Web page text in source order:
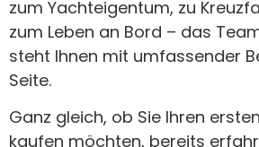
zum Yachteigentum, zu
zum Leben an Bord – das
steht Ihnen mit umfassender
Seite.
Ganz gleich, ob Sie Ihren
kaufen möchten, bereits